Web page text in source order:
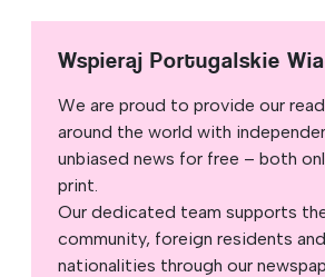
Wspieraj Portugalskie
We are proud to provide our
around the world with
unbiased news for free – both
print.
Our dedicated team supports
community, foreign residents
nationalities through our